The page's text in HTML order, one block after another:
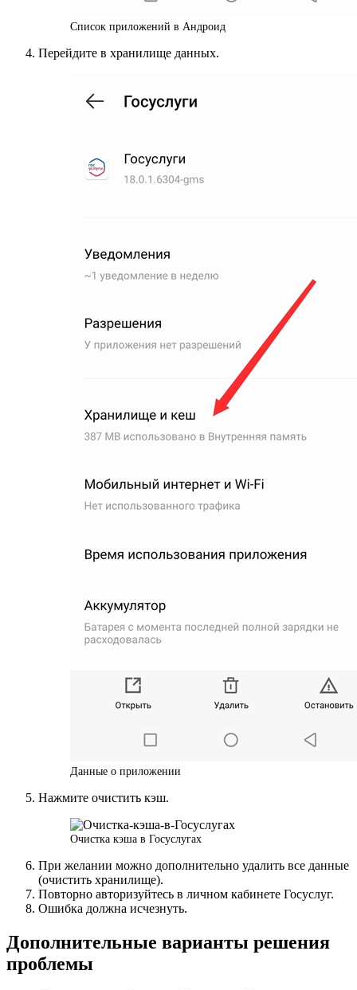
Список приложений в Андроид
Перейдите в хранилище данных.
Данные о приложении
Нажмите очистить кэш.
Очистка кэша в Госуслугах
При желании можно дополнительно удалить все данные
(очистить хранилище).
Повторно авторизуйтесь в личном кабинете Госуслуг.
Ошибка должна исчезнуть.
Дополнительные варианты решения
проблемы